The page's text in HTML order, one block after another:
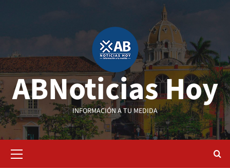
ABNoticias Hoy
INFORMACIÓN A TU MEDIDA
primario